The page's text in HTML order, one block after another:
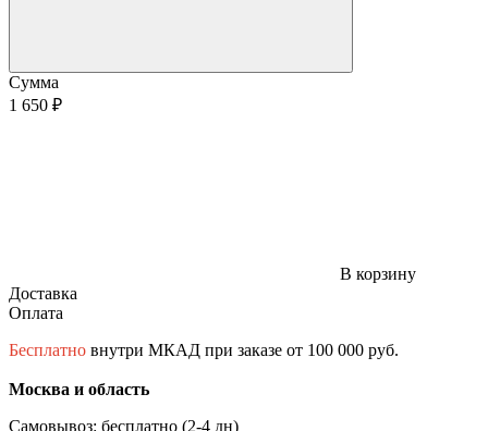
Сумма
1 650 ₽
В корзину
Доставка
Оплата
Бесплатно внутри МКАД при заказе от 100 000 руб.
Москва и область
Самовывоз: бесплатно (2-4 дн)